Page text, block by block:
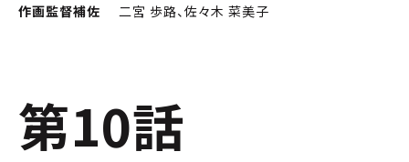
作画監督補佐
二宮 歩路、佐々木 菜美子
第10話